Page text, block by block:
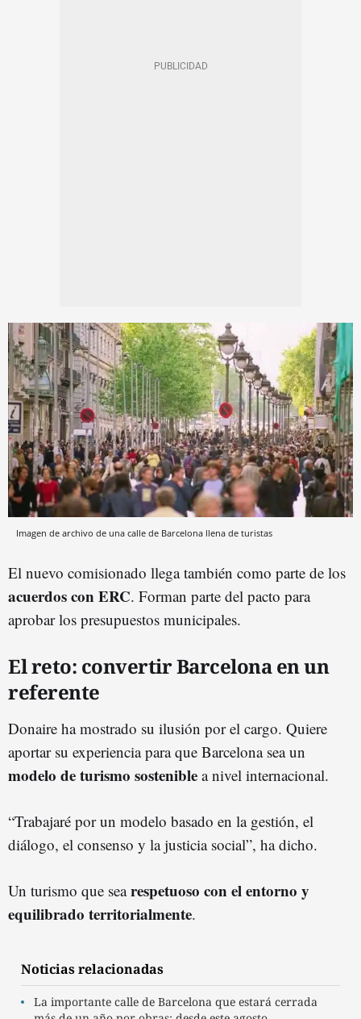
Imagen de archivo de una calle de Barcelona llena de turistas
El nuevo comisionado llega también como parte de los
acuerdos con ERC. Forman parte del pacto para
aprobar los presupuestos municipales.
El reto: convertir Barcelona en un
referente
Donaire ha mostrado su ilusión por el cargo. Quiere
aportar su experiencia para que Barcelona sea un
modelo de turismo sostenible a nivel internacional.
“Trabajaré por un modelo basado en la gestión, el
diálogo, el consenso y la justicia social”, ha dicho.
Un turismo que searespetuoso con el entorno y
equilibrado territorialmente.
Noticias relacionadas
La importante calle de Barcelona que estará cerrada